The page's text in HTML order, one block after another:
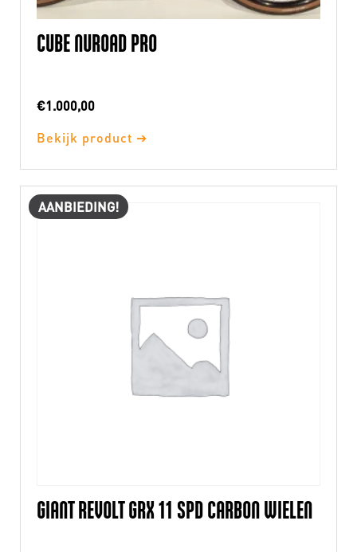
CUBE NUROAD PRO
€1.000,00
Bekijk product ➔
AANBIEDING!
GIANT REVOLT GRX 11 SPD CARBON WIELEN